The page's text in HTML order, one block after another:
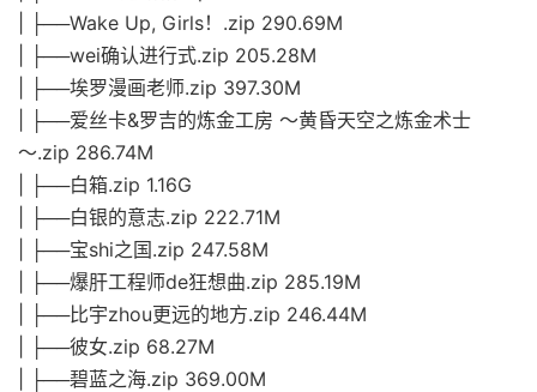
| ├──Wake Up, Girls！.zip 290.69M
| ├──wei确认进行式.zip 205.28M
| ├──埃罗漫画老师.zip 397.30M
| ├──爱丝卡&罗吉的炼金工房 ～黄昏天空之炼金术士
～.zip 286.74M
| ├──白箱.zip 1.16G
| ├──白银的意志.zip 222.71M
| ├──宝shi之国.zip 247.58M
| ├──爆肝工程师de狂想曲.zip 285.19M
| ├──比宇zhou更远的地方.zip 246.44M
| ├──彼女.zip 68.27M
| ├──碧蓝之海.zip 369.00M